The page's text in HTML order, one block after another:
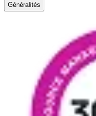
Généralités